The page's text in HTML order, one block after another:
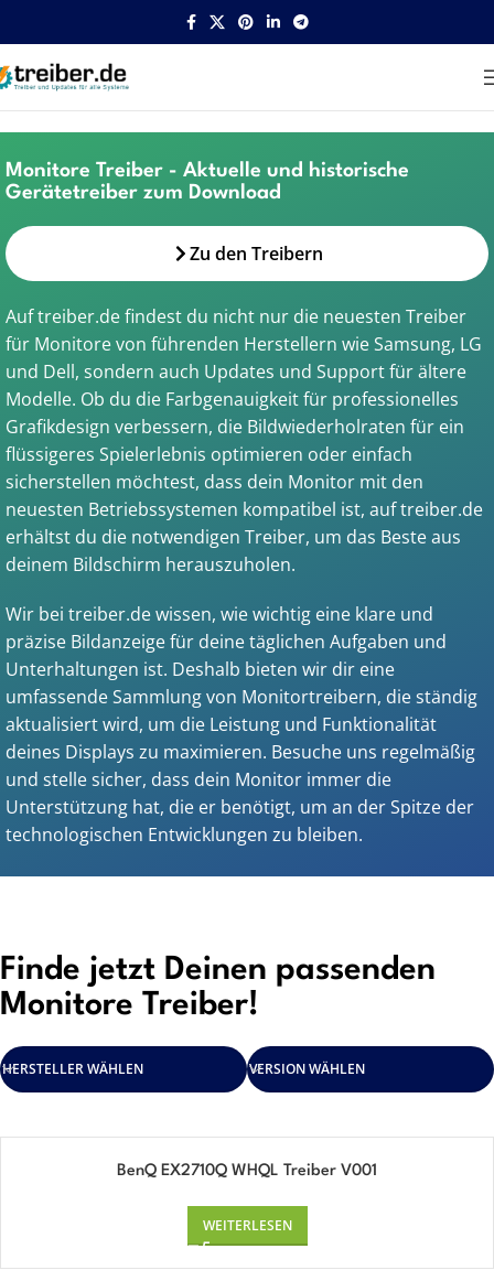
Home/Gerätegruppen
Monitore Treiber - Aktuelle und historische
Gerätetreiber zum Download
Zu den Treibern
Auf treiber.de findest du nicht nur die neuesten Treiber
für Monitore von führenden Herstellern wie Samsung, LG
und Dell, sondern auch Updates und Support für ältere
Modelle. Ob du die Farbgenauigkeit für professionelles
Grafikdesign verbessern, die Bildwiederholraten für ein
flüssigeres Spielerlebnis optimieren oder einfach
sicherstellen möchtest, dass dein Monitor mit den
neuesten Betriebssystemen kompatibel ist, auf treiber.de
erhältst du die notwendigen Treiber, um das Beste aus
deinem Bildschirm herauszuholen.
Wir bei treiber.de wissen, wie wichtig eine klare und
präzise Bildanzeige für deine täglichen Aufgaben und
Unterhaltungen ist. Deshalb bieten wir dir eine
umfassende Sammlung von Monitortreibern, die ständig
aktualisiert wird, um die Leistung und Funktionalität
deines Displays zu maximieren. Besuche uns regelmäßig
und stelle sicher, dass dein Monitor immer die
Unterstützung hat, die er benötigt, um an der Spitze der
technologischen Entwicklungen zu bleiben.
Finde jetzt Deinen passenden
Monitore Treiber!
HERSTELLER WÄHLEN VERSION WÄHLEN
BenQ EX2710Q WHQL Treiber V001
WEITERLESEN